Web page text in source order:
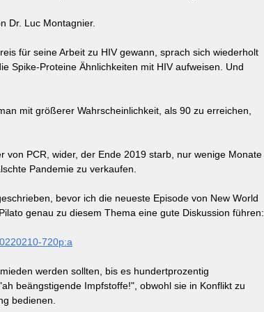
Dr. Luc Montagnier.
für seine Arbeit zu HIV gewann, sprach sich wiederholt
Spike-Proteine Ähnlichkeiten mit HIV aufweisen. Und
mit größerer Wahrscheinlichkeit, als 90 zu erreichen,
von PCR, wider, der Ende 2019 starb, nur wenige Monate
Pandemie zu verkaufen.
bevor ich die neueste Episode von New World
genau zu diesem Thema eine gute Diskussion führen:
720p:a
werden sollten, bis es hundertprozentig
beängstigende Impfstoffe!", obwohl sie in Konflikt zu
bedienen.